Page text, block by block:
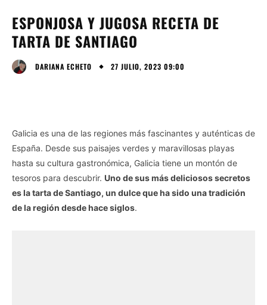
ESPONJOSA Y JUGOSA RECETA DE
TARTA DE SANTIAGO
DARIANA ECHETO 27 JULIO, 2023 09:00
Galicia es una de las regiones más fascinantes y auténticas de
España. Desde sus paisajes verdes y maravillosas playas
hasta su cultura gastronómica, Galicia tiene un montón de
tesoros para descubrir. Uno de sus más deliciosos secretos
es la tarta de Santiago, un dulce que ha sido una tradición
de la región desde hace siglos.